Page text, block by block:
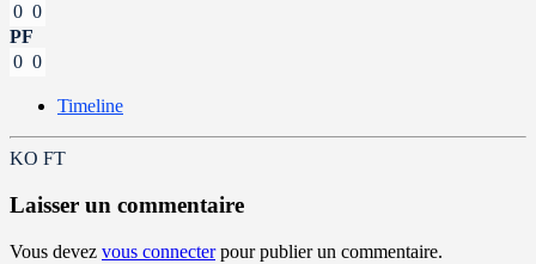
0 0
PF
0 0
Timeline
KO FT
Laisser un commentaire
Vous devez vous connecterpour publier un commentaire.